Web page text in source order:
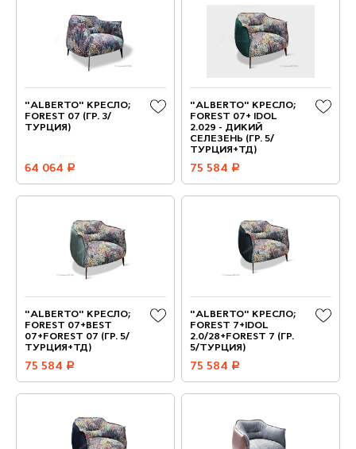
"ALBERTO" КРЕСЛО;
FOREST 07 (ГР. 3/
ТУРЦИЯ)
64 064 руб.
"ALBERTO" КРЕСЛО;
FOREST 07+ IDOL
2.029 - ДИКИЙ
СЕЛЕЗЕНЬ (ГР. 5/
ТУРЦИЯ+ТД)
75 584 руб.
"ALBERTO" КРЕСЛО;
FOREST 07+BEST
07+FOREST 07 (ГР. 5/
ТУРЦИЯ+ТД)
75 584 руб.
"ALBERTO" КРЕСЛО;
FOREST 7+IDOL
2.0/28+FOREST 7 (ГР.
5/ТУРЦИЯ)
75 584 руб.